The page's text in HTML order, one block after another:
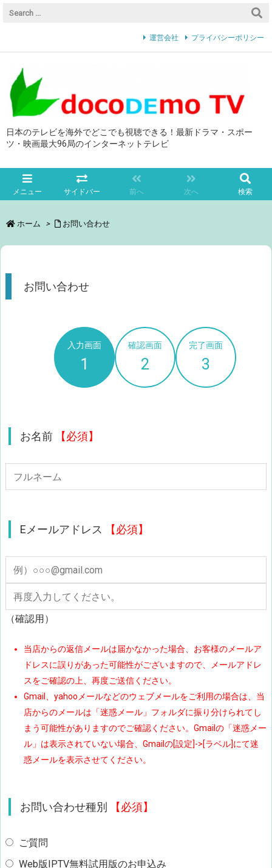
日本のテレビを海外でどこでも視聴できる！最新ドラマ・スポー
ツ・映画最大96局のインターネットテレビ
メニュー サイドバー 前へ 次へ 検索
運営会社 プライバシーポリシー
ホーム > お問い合わせ
お問い合わせ
入力画面
1
確認画面
2
完了画面
3
お名前 【必須】
Eメールアドレス 【必須】
（確認用）
当店からの返信メールは届かなかった場合、お客様のメールア
ドレスに誤りがあった可能性がございますので、メールアドレ
スをご確認の上、再度ご送信ください。
Gmail、yahooメールなどのウェブメールをご利用の場合は、当
店からのメールは「迷惑メール」フォルダに振り分けられてし
まう可能性がありますのでご確認ください。Gmailの「迷惑メー
ル」は表示されていない場合、Gmailの[設定]->[ラベル]にて迷
惑メールを表示させてください。
お問い合わせ種別 【必須】
ご質問
Web版IPTV無料試用版のお申込み